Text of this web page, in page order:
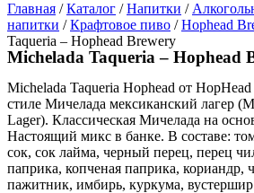
Главная /Каталог /Напитки /
напитки /Крафтовое пиво /Hophead
Taqueria – Hophead Brewery
Michelada Taqueria – Hophead
Michelada Taqueria Hophead от
стиле Мичелада мексиканский лагер
Lager). Классическая Мичелада на
Настоящий микс в банке. В составе:
сок, сок лайма, черный перец, перец
паприка, копченая паприка, кориандр,
пажитник, имбирь, куркума,